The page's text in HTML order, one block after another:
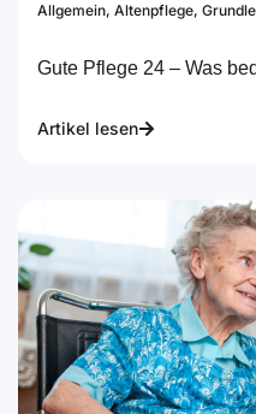
Allgemein, Altenpflege,
Gute Pflege 24 – Was
Artikel lesen